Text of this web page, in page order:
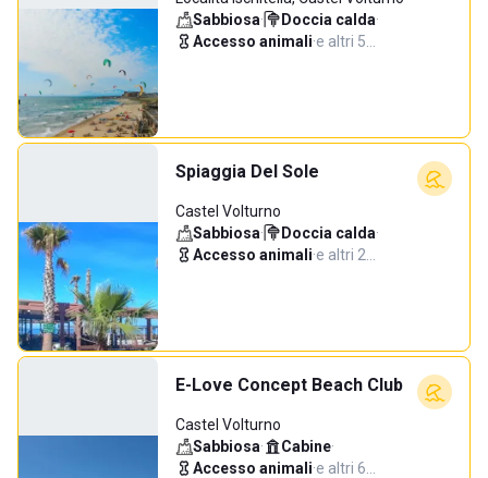
Sabbiosa· Doccia calda·
Accesso animali·e altri 5…
Spiaggia Del Sole
Castel Volturno
Sabbiosa· Doccia calda·
Accesso animali·e altri 2…
E-Love Concept Beach Club
Castel Volturno
Sabbiosa· Cabine·
Accesso animali·e altri 6…